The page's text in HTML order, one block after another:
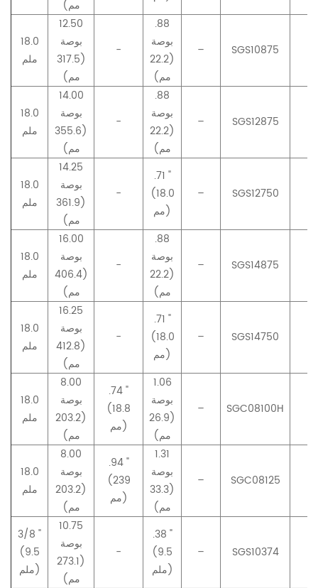
مم)
18.0
ملم
12.50
بوصة
(317.5
مم)
-
.88
بوصة
(22.2
مم)
– SGS10875
18.0
ملم
14.00
بوصة
(355.6
مم)
-
.88
بوصة
(22.2
مم)
– SGS12875
18.0
ملم
14.25
بوصة
(361.9
مم)
-
.71 "
(18.0
مم)
– SGS12750
18.0
ملم
16.00
بوصة
(406.4
مم)
-
.88
بوصة
(22.2
مم)
– SGS14875
18.0
ملم
16.25
بوصة
(412.8
مم)
-
.71 "
(18.0
مم)
– SGS14750
18.0
ملم
8.00
بوصة
(203.2
مم)
.74 "
(18.8
مم)
1.06
بوصة
(26.9
مم)
– SGC08100H
18.0
ملم
8.00
بوصة
(203.2
مم)
.94 "
(239
مم)
1.31
بوصة
(33.3
مم)
– SGC08125
3/8 "
(9.5
ملم)
10.75
بوصة
(273.1
مم)
-
.38 "
(9.5
ملم)
– SGS10374